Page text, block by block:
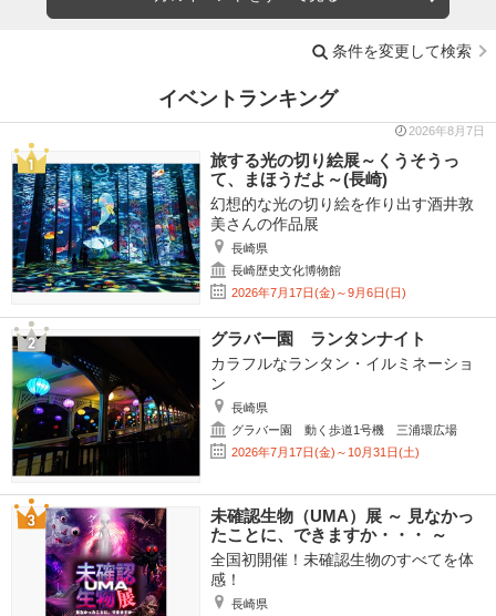
条件を変更して検索
イベントランキング
2026年8月7日
旅する光の切り絵展～くうそうっ
て、まほうだよ～(長崎)
幻想的な光の切り絵を作り出す酒井敦
美さんの作品展
長崎県
長崎歴史文化博物館
2026年7月17日(金)～9月6日(日)
グラバー園 ランタンナイト
カラフルなランタン・イルミネーショ
ン
長崎県
グラバー園 動く歩道1号機 三浦環広場
2026年7月17日(金)～10月31日(土)
未確認生物（UMA）展 ～ 見なかっ
たことに、できますか・・・ ～
全国初開催！未確認生物のすべてを体
感！
長崎県